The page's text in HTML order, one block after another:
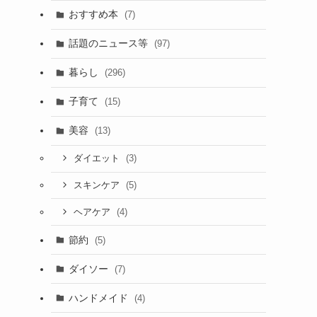
おすすめ本 (7)
話題のニュース等 (97)
暮らし (296)
子育て (15)
美容 (13)
ダイエット (3)
スキンケア (5)
ヘアケア (4)
節約 (5)
ダイソー (7)
ハンドメイド (4)